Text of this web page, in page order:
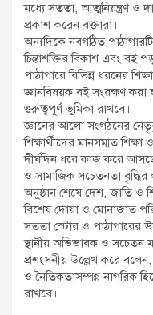
মধ্যে সততা, আত্মনিয়ন্ত্রণ ও
প্রকাশ করেন বক্তারা।
অন্যদিকে নবগঠিত
চিন্তাশক্তির বিকাশ এবং বই
পাঠাগারে বিভিন্ন ধরনের
জ্ঞানবিষয়ক বই সংরক্ষণ করা
গুরুত্বপূর্ণ ভূমিকা রাখবে।
জ্ঞানের আলো সংগঠনের
শিক্ষার্থীদের মানসম্মত
দীর্ঘদিন ধরে কাজ করে
ও সামাজিক সচেতনতা বৃদ্ধির
অনুষ্ঠান শেষে দেশ, জাতি ও
বিশেষ দোয়া ও মোনাজাত
সততা স্টোর ও পাঠাগারের
স্থানীয় অভিভাবক ও
প্রশংসনীয় উল্লেখ করে বলেন,
ও নৈতিকতাসম্পন্ন নাগরিক
রাখবে।